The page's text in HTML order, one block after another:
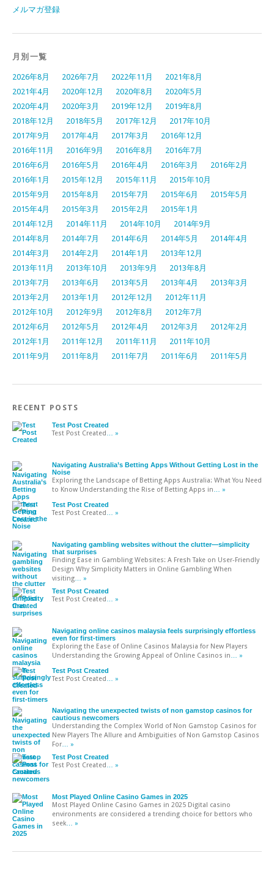
メルマガ登録
月別一覧
2026年8月 2026年7月 2022年11月
2021年8月
2021年4月
2020年12月 2020年8月
2020年5月
2020年4月
2020年3月 2019年12月
2019年8月
2018年12月
2018年5月 2017年12月
2017年10月
2017年9月
2017年4月 2017年3月
2016年12月
2016年11月
2016年9月 2016年8月
2016年7月
2016年6月
2016年5月 2016年4月 2016年3月
2016年2月
2016年1月
2015年12月 2015年11月
2015年10月
2015年9月
2015年8月 2015年7月 2015年6月
2015年5月
2015年4月
2015年3月 2015年2月
2015年1月
2014年12月
2014年11月 2014年10月
2014年9月
2014年8月
2014年7月 2014年6月 2014年5月
2014年4月
2014年3月
2014年2月 2014年1月
2013年12月
2013年11月
2013年10月 2013年9月
2013年8月
2013年7月
2013年6月 2013年5月 2013年4月
2013年3月
2013年2月
2013年1月 2012年12月
2012年11月
2012年10月
2012年9月 2012年8月
2012年7月
2012年6月
2012年5月 2012年4月 2012年3月
2012年2月
2012年1月
2011年12月 2011年11月
2011年10月
2011年9月
2011年8月 2011年7月 2011年6月 2011年5月
RECENT POSTS
Test Post Created
Test Post Created … »
Navigating Australia’s Betting Apps Without Getting Lost in the
Noise
Exploring the Landscape of Betting Apps Australia: What You Need
to Know Understanding the Rise of Betting Apps in … »
Test Post Created
Test Post Created … »
Navigating gambling websites without the clutter—simplicity
that surprises
Finding Ease in Gambling Websites: A Fresh Take on User-Friendly
Design Why Simplicity Matters in Online Gambling When
visiting … »
Test Post Created
Test Post Created … »
Navigating online casinos malaysia feels surprisingly effortless
even for first-timers
Exploring the Ease of Online Casinos Malaysia for New Players
Understanding the Growing Appeal of Online Casinos in … »
Test Post Created
Test Post Created … »
Navigating the unexpected twists of non gamstop casinos for
cautious newcomers
Understanding the Complex World of Non Gamstop Casinos for
New Players The Allure and Ambiguities of Non Gamstop Casinos
For … »
Test Post Created
Test Post Created … »
Most Played Online Casino Games in 2025
Most Played Online Casino Games in 2025 Digital casino
environments are considered a trending choice for bettors who
seek … »